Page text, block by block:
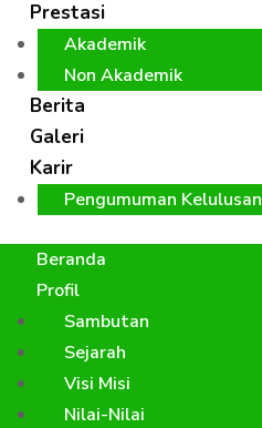
Prestasi
Akademik
Non Akademik
Berita
Galeri
Karir
Pengumuman Kelulusan
Beranda
Profil
Sambutan
Sejarah
Visi Misi
Nilai-Nilai